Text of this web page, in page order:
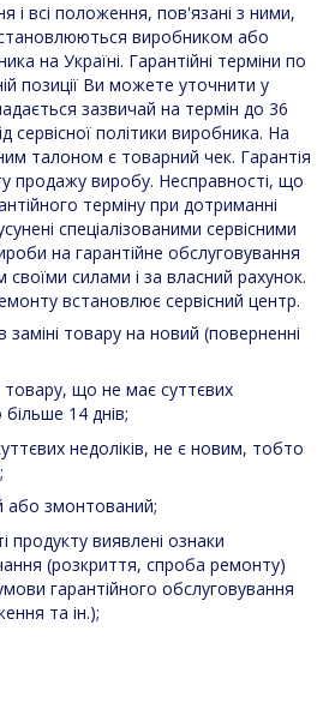
і всі положення, пов'язані з ними,
виробником або
на Україні. Гарантійні терміни по
позиції Ви можете уточнити у
зазвичай на термін до 36
сервісної політики виробника. На
талоном є товарний чек. Гарантія
продажу виробу. Несправності, що
терміну при дотриманні
спеціалізованими сервісними
на гарантійне обслуговування
своїми силами і за власний рахунок.
встановлює сервісний центр.
товару на новий (поверненні
що не має суттєвих
14 днів;
недоліків, не є новим, тобто
або змонтований;
продукту виявлені ознаки
(розкриття, спроба ремонту)
гарантійного обслуговування
та ін.);